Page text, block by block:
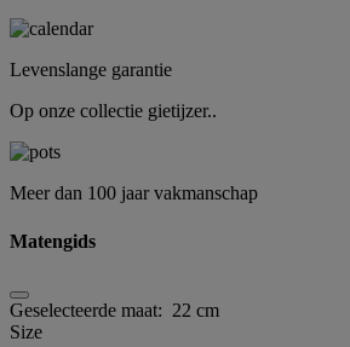
Levenslange garantie
Op onze collectie gietijzer..
Meer dan 100 jaar vakmanschap
Matengids
Geselecteerde maat: 22 cm
Size